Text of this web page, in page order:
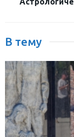
В тему